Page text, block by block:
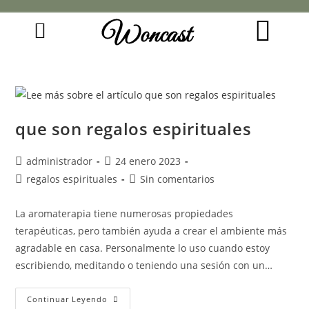
Woncast
que son regalos espirituales
administrador
24 enero 2023
regalos espirituales
Sin comentarios
La aromaterapia tiene numerosas propiedades
terapéuticas, pero también ayuda a crear el ambiente más
agradable en casa. Personalmente lo uso cuando estoy
escribiendo, meditando o teniendo una sesión con un…
Continuar Leyendo